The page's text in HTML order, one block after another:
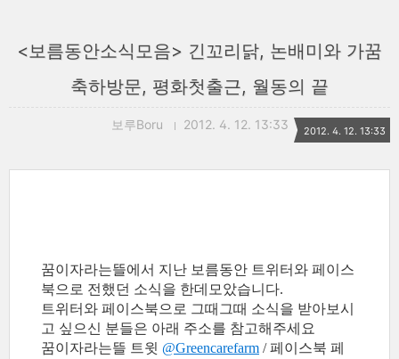
<보름동안소식모음> 긴꼬리닭, 논배미와 가꿈
축하방문, 평화첫출근, 월동의 끝
보루Boru 2012. 4. 12. 13:33 2012. 4. 12. 13:33
꿈이자라는뜰에서 지난 보름동안 트위터와 페이스
북으로 전했던 소식을 한데모았습니다.
트위터와 페이스북으로 그때그때 소식을 받아보시
고 싶으신 분들은 아래 주소를 참고해주세요
꿈이자라는뜰 트윗 @Greencarefarm / 페이스북 페